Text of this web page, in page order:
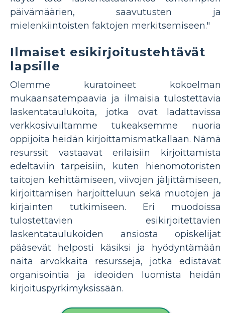
päivämäärien, saavutusten ja
mielenkiintoisten faktojen merkitsemiseen."
Ilmaiset esikirjoitustehtävät
lapsille
Olemme kuratoineet kokoelman
mukaansatempaavia ja ilmaisia ​​tulostettavia
laskentataulukoita, jotka ovat ladattavissa
verkkosivuiltamme tukeaksemme nuoria
oppijoita heidän kirjoittamismatkallaan. Nämä
resurssit vastaavat erilaisiin kirjoittamista
edeltäviin tarpeisiin, kuten hienomotoristen
taitojen kehittämiseen, viivojen jäljittämiseen,
kirjoittamisen harjoitteluun sekä muotojen ja
kirjainten tutkimiseen. Eri muodoissa
tulostettavien esikirjoitettavien
laskentataulukoiden ansiosta opiskelijat
pääsevät helposti käsiksi ja hyödyntämään
näitä arvokkaita resursseja, jotka edistävät
organisointia ja ideoiden luomista heidän
kirjoituspyrkimyksissään.